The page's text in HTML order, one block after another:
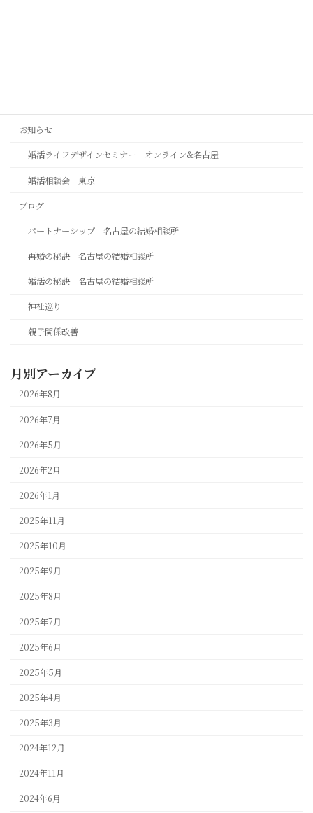
お知らせ
婚活ライフデザインセミナー オンライン&名古屋
婚活相談会 東京
ブログ
パートナーシップ 名古屋の結婚相談所
再婚の秘訣 名古屋の結婚相談所
婚活の秘訣 名古屋の結婚相談所
神社巡り
親子関係改善
月別アーカイブ
2026年8月
2026年7月
2026年5月
2026年2月
2026年1月
2025年11月
2025年10月
2025年9月
2025年8月
2025年7月
2025年6月
2025年5月
2025年4月
2025年3月
2024年12月
2024年11月
2024年6月